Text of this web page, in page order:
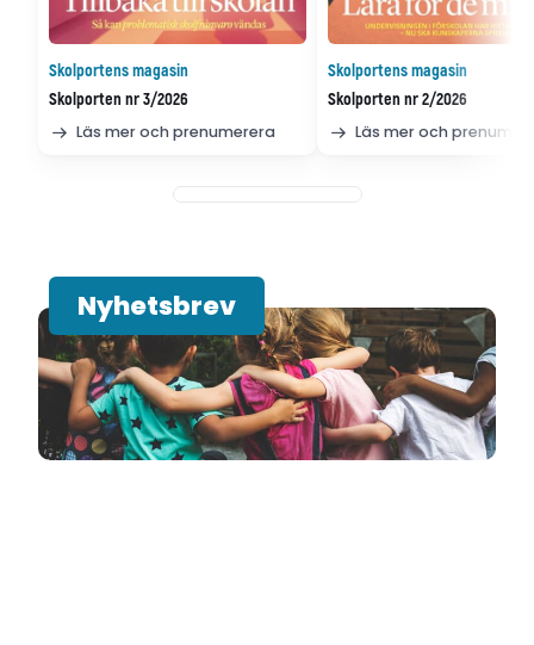
Skolportens magasin
Skolporten nr 3/2026
Läs mer och prenumerera
Skolportens magasin
Skolporten nr 2/2026
Läs mer och
Nyhetsbrev